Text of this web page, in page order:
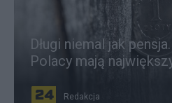
Długi niemal jak
Polacy mają
Redakcja